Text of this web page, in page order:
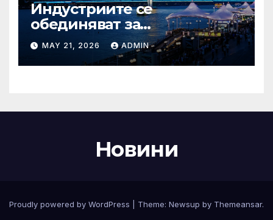
Индустриите се
обединяват за
висококачествен растеж на
културния и
туристическия сектор
MAY 21, 2026 ADMIN
Новини
Proudly powered by WordPress Theme: Newsup by Themeansar.